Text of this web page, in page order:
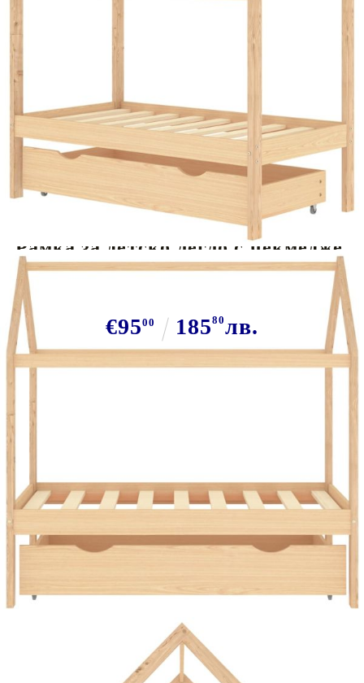
Сподели
Рамка за детско легло с чекмедже,
бор масив, 70x140 см
€9500 18580лв.
Материал:
Борово дърво масив
8720286556399
матрак:
включен)
Рамка за детско легло с чекмедже, бор масив, 70x140